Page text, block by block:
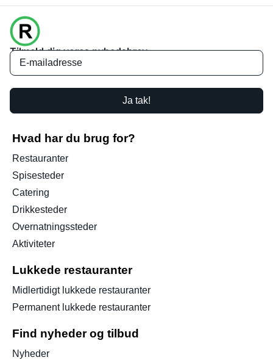
Tilmeld dig vores nyhedsbrev
Ja tak!
Hvad har du brug for?
Restauranter
Spisesteder
Catering
Drikkesteder
Overnatningssteder
Aktiviteter
Lukkede restauranter
Midlertidigt lukkede restauranter
Permanent lukkede restauranter
Find nyheder og tilbud
Nyheder